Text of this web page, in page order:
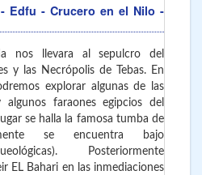
Edfu - Crucero en el Nilo -
nos llevara al sepulcro del
y las Necrópolis de Tebas. En
explorar algunas de las
faraones egipcios del
se halla la famosa tumba de
se encuentra bajo
Posteriormente
EL Bahari en las inmediaciones